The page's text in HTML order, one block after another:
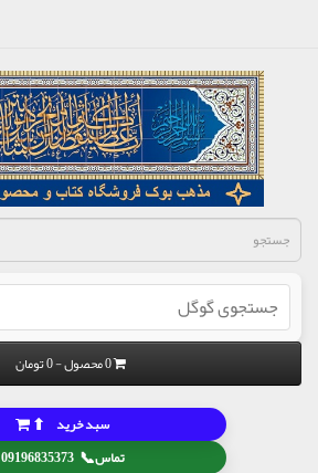
0 محصول - 0 تومان
تماس📞
09196835373
سبد خرید ⬆